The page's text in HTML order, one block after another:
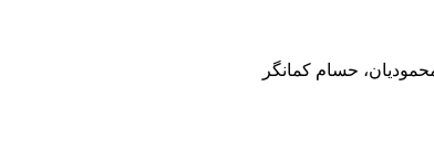
حسام کمانگر